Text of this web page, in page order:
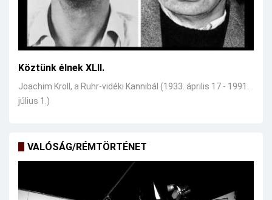
Köztünk élnek XLII.
Joachim Kroll, a Ruhr-vidéki Kannibál (1933. április 17 - 1991.
július 1.)
VALÓSÁG/RÉMTÖRTÉNET